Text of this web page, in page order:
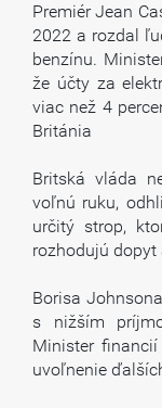
Premiér Jean
2022 a rozdal
benzínu.
že účty za
viac než 4
Británia
Britská vláda
voľnú ruku,
určitý strop,
rozhodujú dopyt
Borisa
s nižším
Minister
uvoľnenie